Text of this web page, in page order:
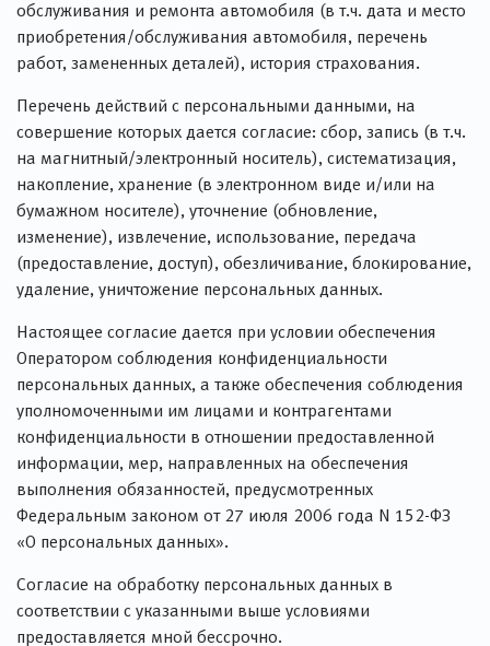
обслуживания и ремонта автомобиля (в т.ч. дата и место
приобретения/обслуживания автомобиля, перечень
работ, замененных деталей), история страхования.
Перечень действий с персональными данными, на
совершение которых дается согласие: сбор, запись (в т.ч.
на магнитный/электронный носитель), систематизация,
накопление, хранение (в электронном виде и/или на
бумажном носителе), уточнение (обновление,
изменение), извлечение, использование, передача
(предоставление, доступ), обезличивание, блокирование,
удаление, уничтожение персональных данных.
Настоящее согласие дается при условии обеспечения
Оператором соблюдения конфиденциальности
персональных данных, а также обеспечения соблюдения
уполномоченными им лицами и контрагентами
конфиденциальности в отношении предоставленной
информации, мер, направленных на обеспечения
выполнения обязанностей, предусмотренных
Федеральным законом от 27 июля 2006 года N 152-ФЗ
«О персональных данных».
Согласие на обработку персональных данных в
соответствии с указанными выше условиями
предоставляется мной бессрочно.